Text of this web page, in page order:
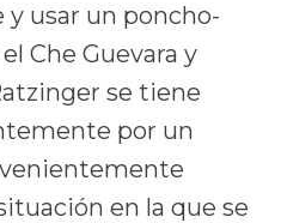
usar un poncho-
Che Guevara y
se tiene
por un
en la que se